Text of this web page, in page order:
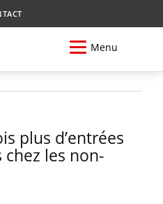
Menu
plus d’entrées
les non-